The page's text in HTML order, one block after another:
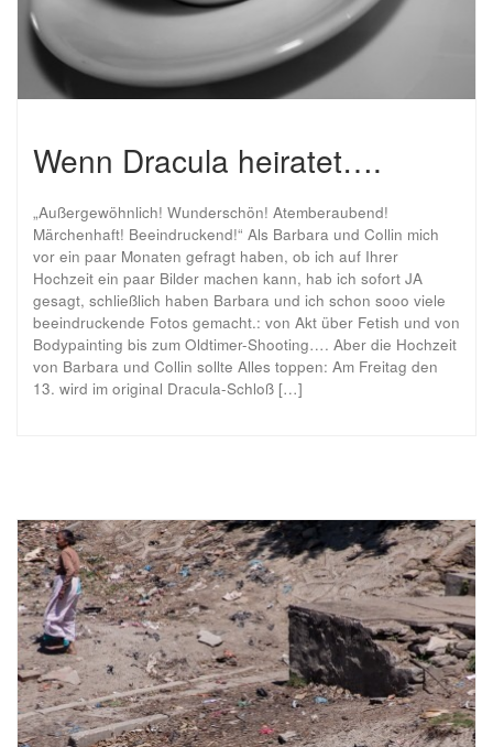
Wenn Dracula heiratet….
„Außergewöhnlich! Wunderschön! Atemberaubend!
Märchenhaft! Beeindruckend!“ Als Barbara und Collin mich
vor ein paar Monaten gefragt haben, ob ich auf Ihrer
Hochzeit ein paar Bilder machen kann, hab ich sofort JA
gesagt, schließlich haben Barbara und ich schon sooo viele
beeindruckende Fotos gemacht.: von Akt über Fetish und von
Bodypainting bis zum Oldtimer-Shooting…. Aber die Hochzeit
von Barbara und Collin sollte Alles toppen: Am Freitag den
13. wird im original Dracula-Schloß […]